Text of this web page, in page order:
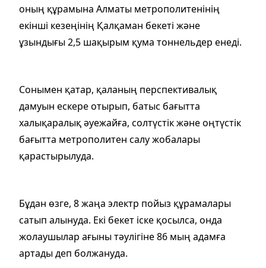
оның құрамына Алматы метрополитенінің
екінші кезеңінің Қалқаман бекеті және
ұзындығы 2,5 шақырым қума тоннельдер енеді.
Сонымен қатар, қаланың перспективалық
дамуын ескере отырып, батыс бағытта
халықаралық әуежайға, солтүстік және оңтүстік
бағытта метрополитен салу жобалары
қарастырылуда.
Бұдан өзге, 8 жаңа электр пойыз құрамалары
сатып алынуда. Екі бекет іске қосылса, онда
жолаушылар ағыны тәулігіне 86 мың адамға
артады деп болжануда.